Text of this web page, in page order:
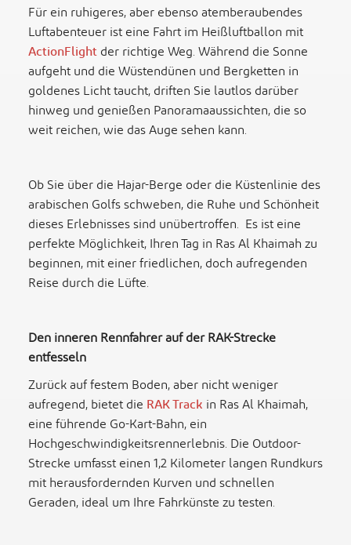
Für ein ruhigeres, aber ebenso atemberaubendes
Luftabenteuer ist eine Fahrt im Heißluftballon mit
ActionFlightder richtige Weg. Während die Sonne
aufgeht und die Wüstendünen und Bergketten in
goldenes Licht taucht, driften Sie lautlos darüber
hinweg und genießen Panoramaaussichten, die so
weit reichen, wie das Auge sehen kann.
Ob Sie über die Hajar-Berge oder die Küstenlinie des
arabischen Golfs schweben, die Ruhe und Schönheit
dieses Erlebnisses sind unübertroffen. Es ist eine
perfekte Möglichkeit, Ihren Tag in Ras Al Khaimah zu
beginnen, mit einer friedlichen, doch aufregenden
Reise durch die Lüfte.
Den inneren Rennfahrer auf der RAK-Strecke
entfesseln
Zurück auf festem Boden, aber nicht weniger
aufregend, bietet dieRAK Trackin Ras Al Khaimah,
eine führende Go-Kart-Bahn, ein
Hochgeschwindigkeitsrennerlebnis. Die Outdoor-
Strecke umfasst einen 1,2 Kilometer langen Rundkurs
mit herausfordernden Kurven und schnellen
Geraden, ideal um Ihre Fahrkünste zu testen.